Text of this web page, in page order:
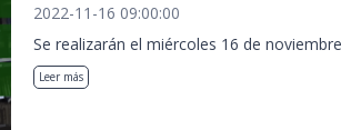
2022-11-16 09:00:00
Se realizarán el miércoles 16 de
Leer más